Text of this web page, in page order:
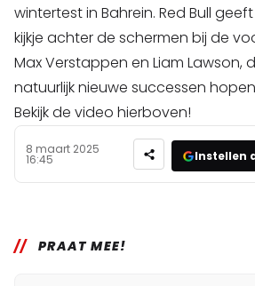
wintertest in Bahrein. Red Bull
kijkje achter de schermen bij de
Max Verstappen en Liam Lawson,
natuurlijk nieuwe successen
Bekijk de video hierboven!
8 maart 2025
16:45 Instellen
PRAAT MEE!